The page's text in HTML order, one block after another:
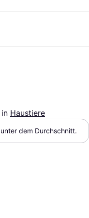
in Haustiere
unter dem Durchschnitt.